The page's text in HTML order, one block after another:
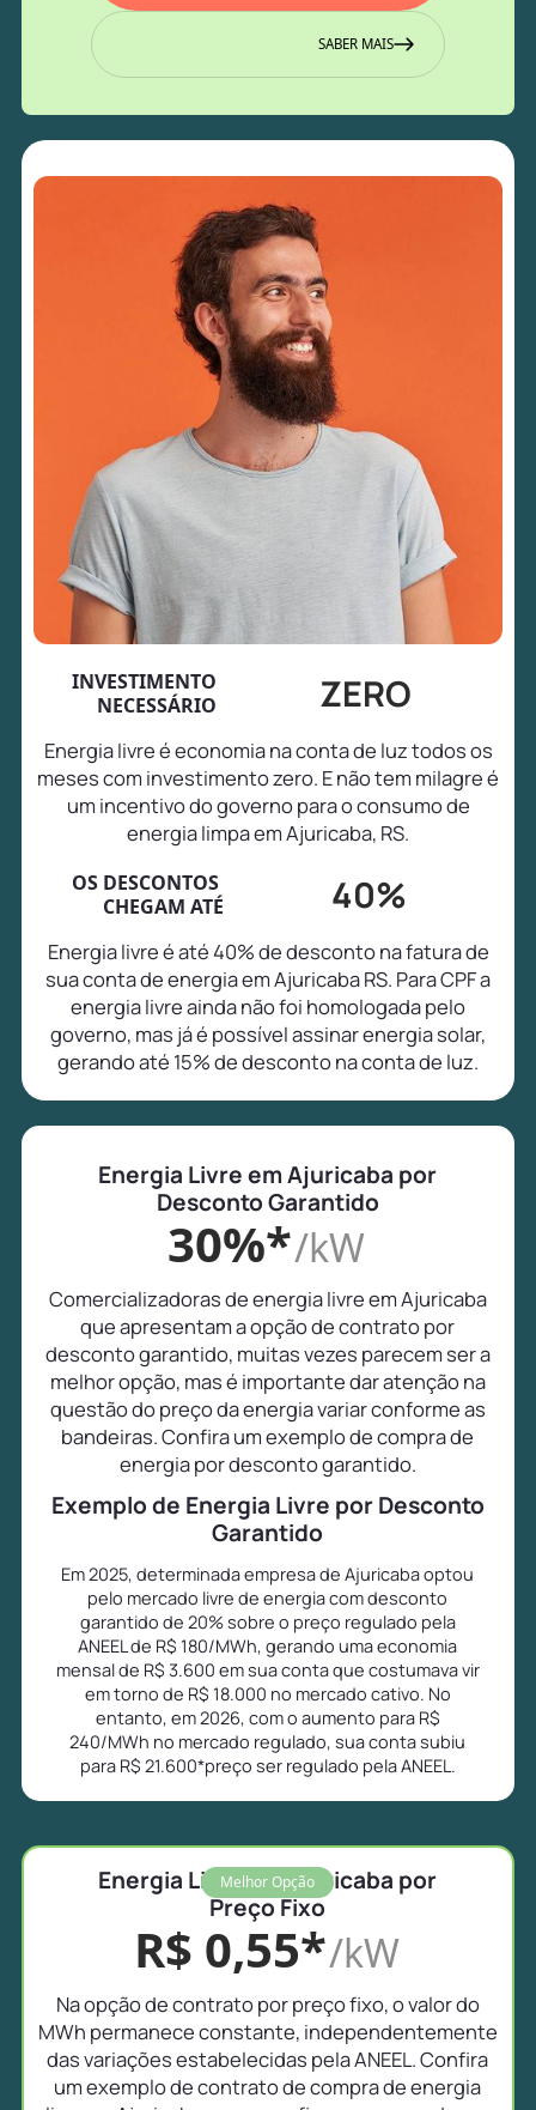
SABER MAIS
INVESTIMENTO
NECESSÁRIO
ZERO
Energia livre é economia na conta de luz todos os
meses com investimento zero. E não tem milagre é
um incentivo do governo para o consumo de
energia limpa em Ajuricaba, RS.
OS DESCONTOS
CHEGAM ATÉ
40%
Energia livre é até 40% de desconto na fatura de
sua conta de energia em Ajuricaba RS. Para CPF a
energia livre ainda não foi homologada pelo
governo, mas já é possível assinar energia solar,
gerando até 15% de desconto na conta de luz.
Energia Livre em Ajuricaba por
Desconto Garantido
30%*/kW
Comercializadoras de energia livre em Ajuricaba
que apresentam a opção de contrato por
desconto garantido, muitas vezes parecem ser a
melhor opção, mas é importante dar atenção na
questão do preço da energia variar conforme as
bandeiras. Confira um exemplo de compra de
energia por desconto garantido.
Exemplo de Energia Livre por Desconto
Garantido
Em 2025, determinada empresa de Ajuricaba optou
pelo mercado livre de energia com desconto
garantido de 20% sobre o preço regulado pela
ANEEL de R$ 180/MWh, gerando uma economia
mensal de R$ 3.600 em sua conta que costumava vir
em torno de R$ 18.000 no mercado cativo. No
entanto, em 2026, com o aumento para R$
240/MWh no mercado regulado, sua conta subiu
para R$ 21.600*preço ser regulado pela ANEEL.
Melhor Opção
Energia Livre em Ajuricaba por
Preço Fixo
R$ 0,55*/kW
Na opção de contrato por preço fixo, o valor do
MWh permanece constante, independentemente
das variações estabelecidas pela ANEEL. Confira
um exemplo de contrato de compra de energia